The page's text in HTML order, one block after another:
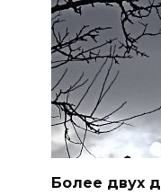
Более двух